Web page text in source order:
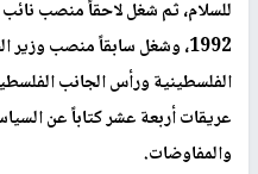
للسلام، ثم شغل لاحقاً منصب
1992، وشغل سابقاً منصب
الفلسطينية ورأس الجانب
عريقات أربعة عشر كتاباً عن
والمفاوضات.